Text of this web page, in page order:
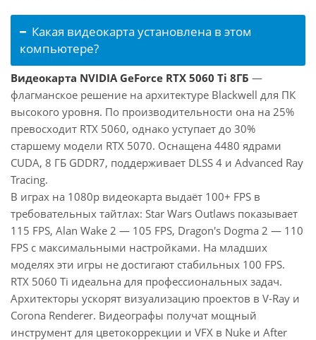
Какая видеокарта установлена в этом
компьютере?
Видеокарта NVIDIA GeForce RTX 5060 Ti 8ГБ —
флагманское решение на архитектуре Blackwell для ПК
высокого уровня. По производительности она на 25%
превосходит RTX 5060, однако уступает до 30%
старшему модели RTX 5070. Оснащена 4480 ядрами
CUDA, 8 ГБ GDDR7, поддерживает DLSS 4 и Advanced Ray
Tracing.
В играх на 1080p видеокарта выдаёт 100+ FPS в
требовательных тайтлах: Star Wars Outlaws показывает
115 FPS, Alan Wake 2 — 105 FPS, Dragon's Dogma 2 — 110
FPS с максимальными настройками. На младших
моделях эти игры не достигают стабильных 100 FPS.
RTX 5060 Ti идеальна для профессиональных задач.
Архитекторы ускорят визуализацию проектов в V-Ray и
Corona Renderer. Видеографы получат мощный
инструмент для цветокоррекции и VFX в Nuke и After